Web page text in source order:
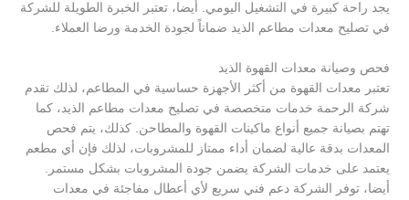
يجد راحة كبيرة في التشغيل اليومي. أيضا، تعتبر الخبرة الطويلة للشركة
في تصليح معدات مطاعم الذيد ضماناً لجودة الخدمة ورضا العملاء.
فحص وصيانة معدات القهوة الذيد
تعتبر معدات القهوة من أكثر الأجهزة حساسية في المطاعم، لذلك تقدم
شركة الرحمة خدمات متخصصة في تصليح معدات مطاعم الذيد، كما
تهتم بصيانة جميع أنواع ماكينات القهوة والمطاحن. كذلك، يتم فحص
المعدات بدقة عالية لضمان أداء ممتاز للمشروبات، لذلك فإن أي مطعم
يعتمد على خدمات الشركة يضمن جودة المشروبات بشكل مستمر.
أيضا، توفر الشركة دعم فني سريع لأي أعطال مفاجئة في معدات